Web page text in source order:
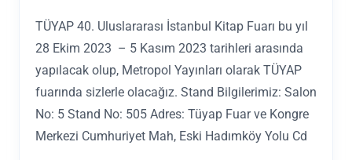
TÜYAP 40. Uluslararası İstanbul Kitap Fuarı bu yıl
28 Ekim 2023 – 5 Kasım 2023 tarihleri arasında
yapılacak olup, Metropol Yayınları olarak TÜYAP
fuarında sizlerle olacağız. Stand Bilgilerimiz: Salon
No: 5 Stand No: 505 Adres: Tüyap Fuar ve Kongre
Merkezi Cumhuriyet Mah, Eski Hadımköy Yolu Cd